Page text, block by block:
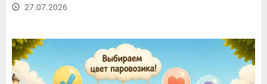
27.07.2026